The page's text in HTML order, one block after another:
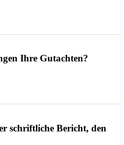
Ihre Gutachten?
schriftliche Bericht, den